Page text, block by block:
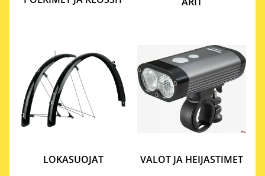
LOKASUOJAT VALOT JA HEIJASTIMET